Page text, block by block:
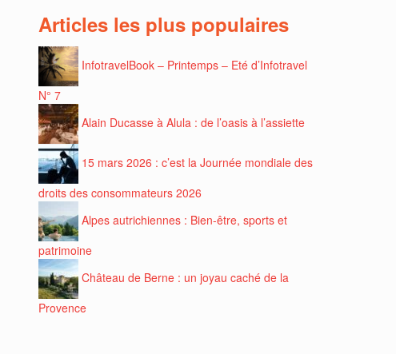
Articles les plus populaires
InfotravelBook – Printemps – Eté d’Infotravel
N° 7
Alain Ducasse à Alula : de l’oasis à l’assiette
15 mars 2026 : c’est la Journée mondiale des
droits des consommateurs 2026
Alpes autrichiennes : Bien-être, sports et
patrimoine
Château de Berne : un joyau caché de la
Provence